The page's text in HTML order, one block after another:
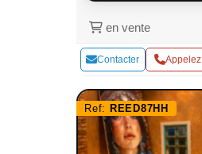
en vente
Contacter Appelez
Ref: REED87HH